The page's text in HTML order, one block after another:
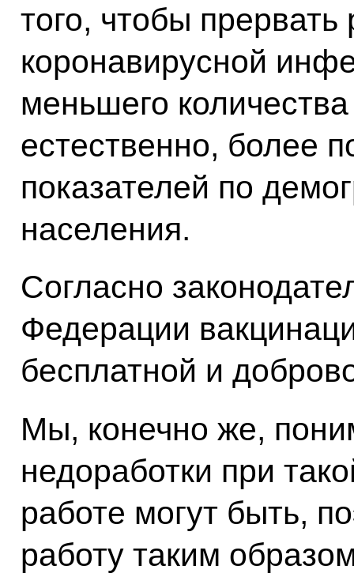
того, чтобы
коронавирусной
меньшего
естественно, более
показателей по
населения.
Согласно
Федерации
бесплатной и
Мы, конечно же,
недоработки при
работе могут быть,
работу таким